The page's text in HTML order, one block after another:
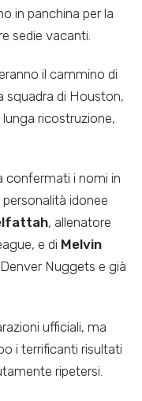
in panchina per la
sedie vacanti.
il cammino di
squadra di Houston,
ricostruzione,
confermati i nomi in
idonee
, allenatore
e di Melvin
Nuggets e già
ufficiali, ma
i terrificanti risultati
ripetersi.